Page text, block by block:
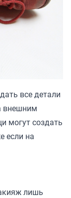
все детали
внешним
могут создать
если на
лишь